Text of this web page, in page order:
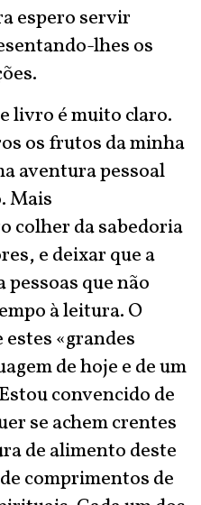
espero servir
lhes os
livro é muito claro.
os frutos da minha
aventura pessoal
Mais
colher da sabedoria
e deixar que a
pessoas que não
à leitura. O
«grandes
de hoje e de um
convencido de
se achem crentes
de alimento deste
comprimentos de